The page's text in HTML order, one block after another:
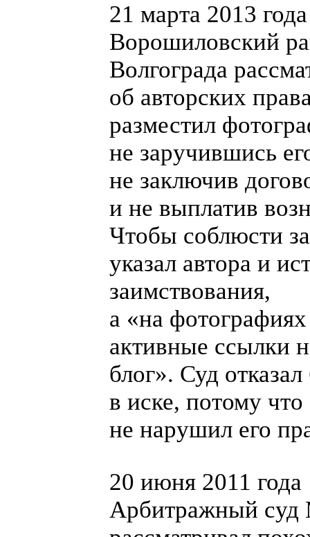
21 марта 2013 года
Ворошиловский
Волгограда
об авторских
разместил
не заручившись
не заключив
и не выплатив
Чтобы соблюсти
указал автора и
заимствования,
а «на
активные ссылки
блог». Суд отказал
в иске, потому что
не нарушил его
20 июня 2011 года
Арбитражный